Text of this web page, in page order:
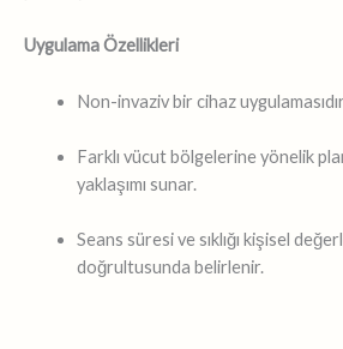
Uygulama Özellikleri
Non-invaziv bir cihaz
Farklı vücut bölgelerine yönelik
yaklaşımı sunar.
Seans süresi ve sıklığı kişisel
doğrultusunda belirlenir.